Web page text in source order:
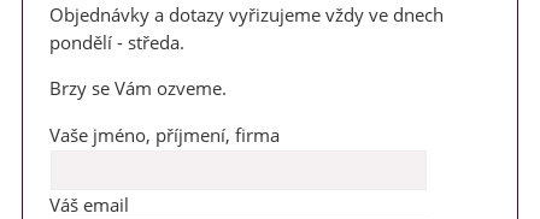
Objednávky a dotazy vyřizujeme vždy ve dnech
pondělí - středa.
Brzy se Vám ozveme.
Vaše jméno, příjmení, firma
Váš email